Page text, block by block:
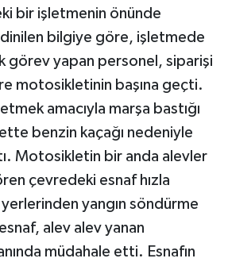
bir işletmenin önünde
bilgiye göre, işletmede
görev yapan personel, siparişi
motosikletinin başına geçti.
amacıyla marşa bastığı
benzin kaçağı nedeniyle
Motosikletin bir anda alevler
çevredeki esnaf hızla
yangın söndürme
alev alev yanan
müdahale etti. Esnafın